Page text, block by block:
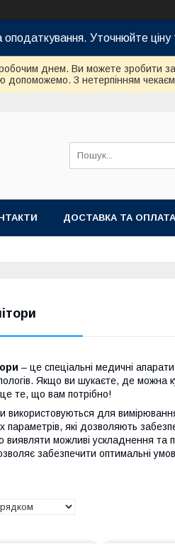
оподаткування. Уточнюйте ціну
днем. Ви можете зробити
допоможемо. З нетерпінням
ДОСТАВКА ТА ОПЛАТА
– це спеціальні медичні
пологів. Якщо ви шукаєте, де можна
те, що вам потрібно!
використовуються для
параметрів, які дозволяють
виявляти можливі ускладнення
забезпечити оптимальні